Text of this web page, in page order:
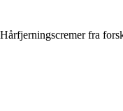
Hårfjerningscremer fra